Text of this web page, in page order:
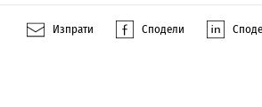
Изпрати Сподели